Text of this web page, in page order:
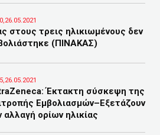
στους τρεις ηλικιωμένους δεν
(ΠΙΝΑΚΑΣ)
Έκτακτη σύσκεψη της
Εμβολιασμών–Εξετάζουν
αλλαγή ορίων ηλικίας